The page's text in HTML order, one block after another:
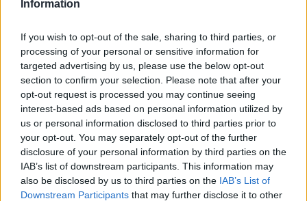
Information
If you wish to opt-out of the sale, sharing to third parties, or
processing of your personal or sensitive information for
targeted advertising by us, please use the below opt-out
section to confirm your selection. Please note that after your
opt-out request is processed you may continue seeing
interest-based ads based on personal information utilized by
us or personal information disclosed to third parties prior to
your opt-out. You may separately opt-out of the further
disclosure of your personal information by third parties on the
IAB’s list of downstream participants. This information may
also be disclosed by us to third parties on the IAB’s List of
Downstream Participants that may further disclose it to other
και μάθετε πρώτοι τα πιο hot νέα.
Για ακόμη περισσότερανέα , μπείτε στηνροή
ειδήσεωντου E-Daily.gr
Ακολουθήστε το E-Radio.gr και στο Instagram
ΔΙΑΦΗΜΙΣΗ